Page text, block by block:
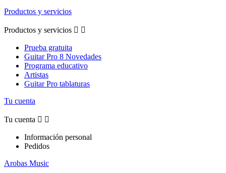
Productos y servicios
Productos y servicios  
Prueba gratuita
Guitar Pro 8 Novedades
Programa educativo
Artistas
Guitar Pro tablaturas
Tu cuenta
Tu cuenta  
Información personal
Pedidos
Arobas Music